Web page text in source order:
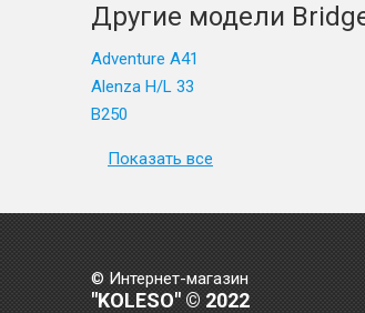
Другие модели
Adventure A41
Alenza H/L 33
B250
Показать все
© Интернет-магазин
"KOLESO" © 2022